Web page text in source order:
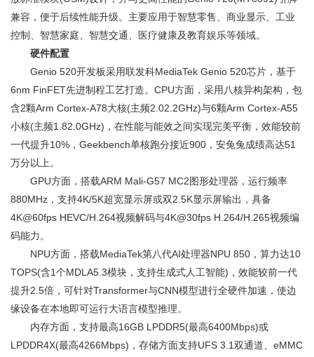
兼容，便于后续性能升级。主要应用于智慧零售、商业显示、工业
控制、智慧家庭、智慧交通、医疗健康及教育娱乐等领域。
硬件配置
Genio 520开发板采用联发科MediaTek Genio 520芯片，基于
6nm FinFET先进制程工艺打造。CPU方面，采用八核异构架构，包
含2颗Arm Cortex-A78大核(主频2.02.2GHz)与6颗Arm Cortex-A55
小核(主频1.82.0GHz)，在性能与能效之间实现完美平衡，效能较前
一代提升10%，Geekbench单核跑分接近900，安兔兔成绩高达51
万分以上。
GPU方面，搭载ARM Mali-G57 MC2图形处理器，运行频率
880MHz，支持4K/5K超宽显示屏或双2.5K显示屏输出，具备
4K@60fps HEVC/H.264视频解码与4K@30fps H.264/H.265视频编
码能力。
NPU方面，搭载MediaTek第八代AI处理器NPU 850，算力达10
TOPS(含1个MDLA5.3模块，支持生成式人工智能)，效能较前一代
提升2.5倍，可针对Transformer与CNN模型进行全硬件加速，使边
缘设备在本地即可运行大语言模型推理。
内存方面，支持最高16GB LPDDR5(最高6400Mbps)或
LPDDR4X(最高4266Mbps)，存储方面支持UFS 3.1双通道、eMMC